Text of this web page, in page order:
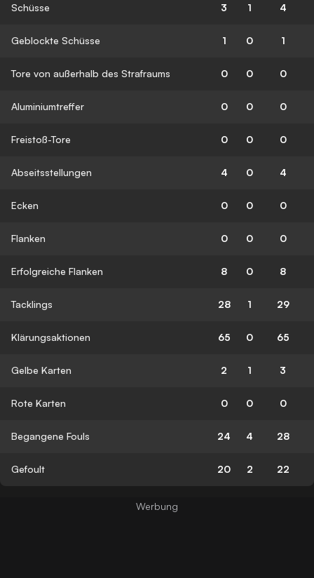
Schüsse 3 1 4
Geblockte Schüsse 1 0 1
Tore von außerhalb des Strafraums 0 0 0
Aluminiumtreffer 0 0 0
Freistoß-Tore 0 0 0
Abseitsstellungen 4 0 4
Ecken 0 0 0
Flanken 0 0 0
Erfolgreiche Flanken 8 0 8
Tacklings 28 1 29
Klärungsaktionen 65 0 65
Gelbe Karten 2 1 3
Rote Karten 0 0 0
Begangene Fouls 24 4 28
Gefoult 20 2 22